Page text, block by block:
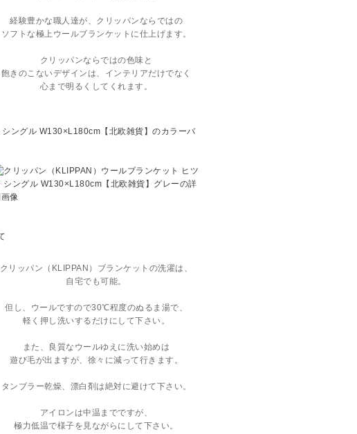
経験豊かな職人達が、クリッパンならではの
ソフトな極上ウールブランケットに仕上げます。
クリッパンならではの色味と
飽きのこないデザインは、インテリアだけでなく
心まで明るくしてくれます。
クリッパン（KLIPPAN）ブランケットの洗濯は、
自宅でも可能。
但し、ウールですので30℃程度のぬるま湯で、
軽く押し洗いするだけにして下さい。
また、良質なウールゆえに洗い始めは
遊び毛が出ますが、徐々に減って行きます。
タンブラー乾燥、漂白剤は絶対に避けて下さい。
アイロンは中温までですが、
極力低温で様子を見ながらにして下さい。